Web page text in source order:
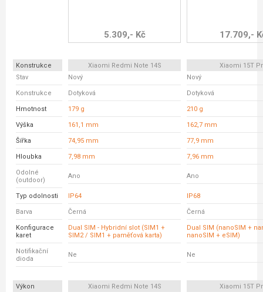
5.309,- Kč 17.709,-
Konstrukce Xiaomi Redmi Note 14S
Xiaomi 15T
Stav
Nový Nový
Konstrukce Dotyková Dotyková
Hmotnost 179 g 210 g
Výška 161,1 mm 162,7 mm
Šířka 74,95 mm 77,9 mm
Hloubka 7,98 mm 7,96 mm
Odolné
(outdoor)
Ano Ano
Typ odolnosti IP64 IP68
Barva Černá Černá
Konfigurace
karet
Dual SIM - Hybridní slot (SIM1 +
SIM2 / SIM1 + paměťová karta)
Dual SIM (nanoSIM +
nanoSIM + eSIM)
Notifikační
dioda
Ne Ne
Výkon Xiaomi Redmi Note 14S
Xiaomi 15T